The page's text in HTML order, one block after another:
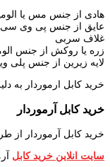
هادی از جنس مس یا
عایق از جنس پی وی سی
غلاف سربی
زره یا روکش از جنس
لایه زیرین از جنس پلی
خرید کابل ارموردار به
خرید کابل آرموردار
خرید کابل آرموردار
سایت انلاین خرید کابل